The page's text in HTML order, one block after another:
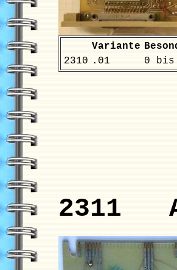
Variante
2310 .01 0 bis
2311